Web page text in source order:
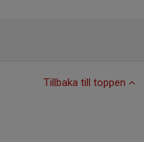
Tillbaka till toppen